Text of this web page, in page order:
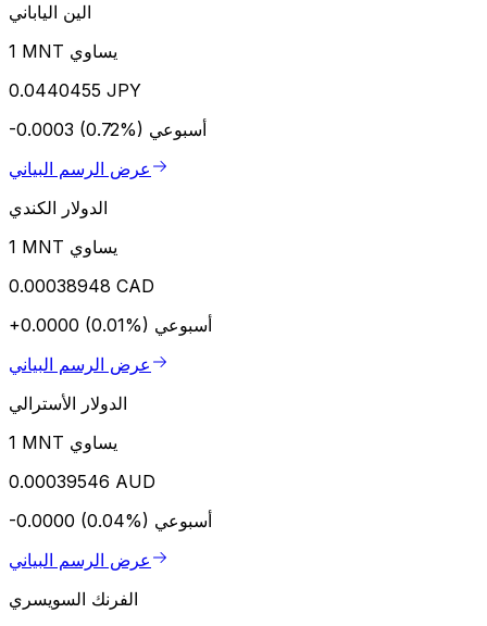
الين الياباني
1 MNT يساوي
0.0440455 JPY
-0.0003 (0.72%) أسبوعي
عرض الرسم البياني
الدولار الكندي
1 MNT يساوي
0.00038948 CAD
+0.0000 (0.01%) أسبوعي
عرض الرسم البياني
الدولار الأسترالي
1 MNT يساوي
0.00039546 AUD
-0.0000 (0.04%) أسبوعي
عرض الرسم البياني
الفرنك السويسري